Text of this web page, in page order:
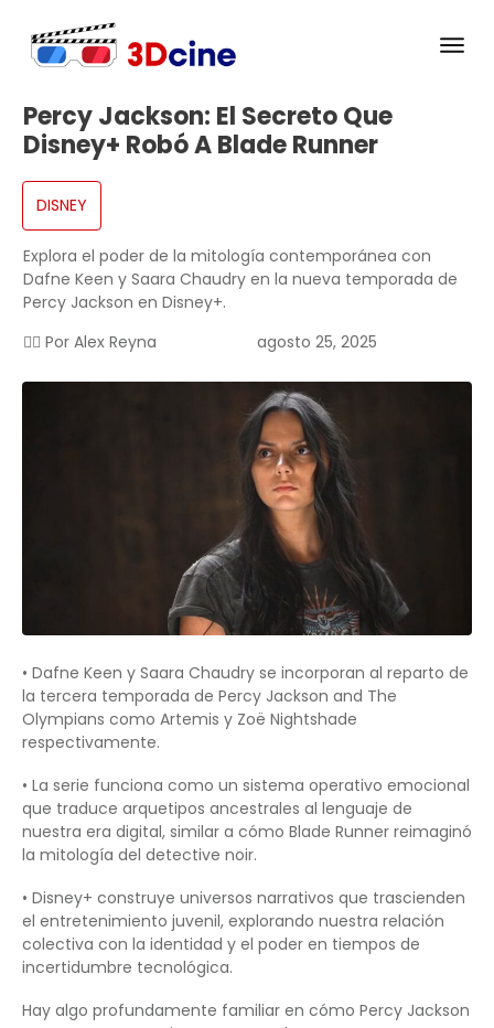
Percy Jackson: El Secreto Que
Disney+ Robó A Blade Runner
DISNEY
Explora el poder de la mitología contemporánea con
Dafne Keen y Saara Chaudry en la nueva temporada de
Percy Jackson en Disney+.
✍🏻 Por Alex Reyna agosto 25, 2025
• Dafne Keen y Saara Chaudry se incorporan al reparto de
la tercera temporada de Percy Jackson and The
Olympians como Artemis y Zoë Nightshade
respectivamente.
• La serie funciona como un sistema operativo emocional
que traduce arquetipos ancestrales al lenguaje de
nuestra era digital, similar a cómo Blade Runner reimaginó
la mitología del detective noir.
• Disney+ construye universos narrativos que trascienden
el entretenimiento juvenil, explorando nuestra relación
colectiva con la identidad y el poder en tiempos de
incertidumbre tecnológica.
Hay algo profundamente familiar en cómo Percy Jackson